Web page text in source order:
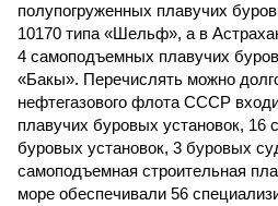
полупогруженных плавучих
10170 типа «Шельф», а в
4 самоподъемных плавучих
«Бакы». Перечислять можно
нефтегазового флота СССР
плавучих буровых установок,
буровых установок, 3 буровых
самоподъемная строительная
море обеспечивали 56